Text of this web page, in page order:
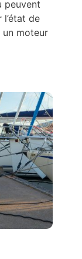
peuvent
de
un moteur